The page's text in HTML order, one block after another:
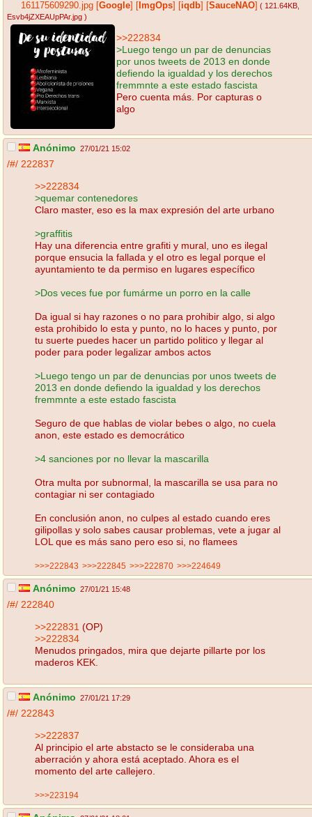
161175609290.jpg Google ImgOps iqdb SauceNAO ( 121.64KB
Esvb4jZXEAUpPAr.jpg )
>>222834
>Luego tengo un par de denuncias
por unos tweets de 2013 en donde
defiendo la igualdad y los derechos
fremmnte a este estado fascista
Pero cuenta más. Por capturas o
algo
Anónimo 27/01/21 15:02
/#/ 222837
>>222834
>quemar contenedores
Claro master, eso es la max expresión del arte urbano
>graffitis
Hay una diferencia entre grafiti y mural, uno es ilegal
porque ensucia la fallada y el otro es legal porque el
ayuntamiento te da permiso en lugares específico
>Dos veces fue por fumárme un porro en la calle
Da igual si hay razones o no para prohibir algo, si algo
esta prohibido lo esta y punto, no lo haces y punto, por
tu suerte puedes hacer un partido politico y llegar al
poder para poder legalizar ambos actos
>Luego tengo un par de denuncias por unos tweets de
2013 en donde defiendo la igualdad y los derechos
fremmnte a este estado fascista
Seguro de que hablas de violar bebes o algo, no cuela
anon, este estado es democrático
>4 sanciones por no llevar la mascarilla
Otra multa por subnormal, la mascarilla se usa para no
contagiar ni ser contagiado
En conclusión anon, no culpes al estado cuando eres
gilipollas y solo sabes causar problemas, vete a jugar al
LOL que es más sano pero eso si, no flamees
>>>222843 >>>222845 >>>222870 >>>224649
Anónimo 27/01/21 15:48
/#/ 222840
>>222831 (OP)
>>222834
Menudos pringados, mira que dejarte pillarte por los
maderos KEK.
Anónimo 27/01/21 17:29
/#/ 222843
>>222837
Al principio el arte abstacto se le consideraba una
aberración y ahora está aceptado. Ahora es el
momento del arte callejero.
>>>223194